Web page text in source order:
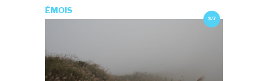
3/7
ÉMOIS